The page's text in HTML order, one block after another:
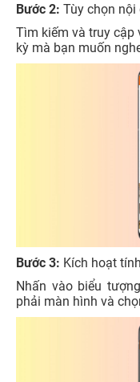
Bước 2: Tùy chọn nội
Tìm kiếm và truy cập
kỳ mà bạn muốn
Bước 3: Kích hoạt
Nhấn vào biểu
phải màn hình và